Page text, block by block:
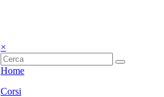
×
Home
Corsi